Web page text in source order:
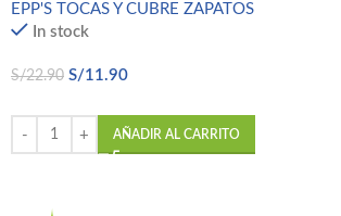
EPP'S TOCAS Y CUBRE ZAPATOS
In stock
S/22.90 S/11.90
AÑADIR AL CARRITO